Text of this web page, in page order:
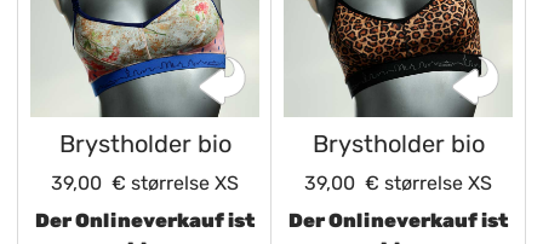
Brystholder bio
39,00 € størrelse XS
Der Onlineverkauf ist
Brystholder bio
39,00 € størrelse XS
Der Onlineverkauf ist